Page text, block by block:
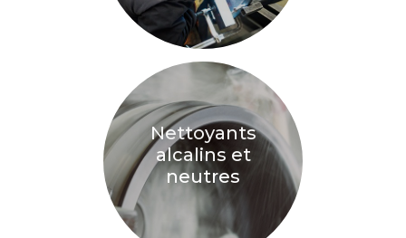
Nettoyants
alcalins et
neutres